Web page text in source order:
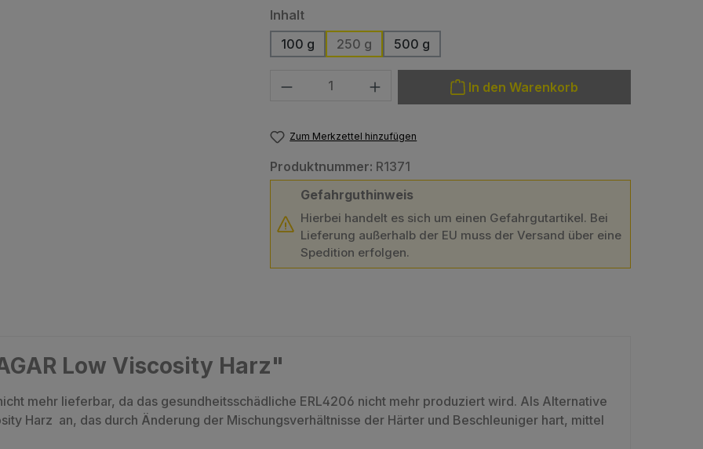
Inhaltauswählen
100 g
250 g 500 g
Produkt Anzahl: Gib den gewünschten Wert ein oder benutze die
In den Warenkorb
Zum Merkzettel hinzufügen
Produktnummer: R1371
Gefahrguthinweis
Hierbei handelt es sich um einen Gefahrgutartikel. Bei
Lieferung außerhalb der EU muss der Versand über eine
Spedition erfolgen.
Low Viscosity Harz"
mehr lieferbar, da das gesundheitsschädliche ERL4206 nicht mehr produziert wird. Als Alternative
Harz an, das durch Änderung der Mischungsverhältnisse der Härter und Beschleuniger hart, mittel